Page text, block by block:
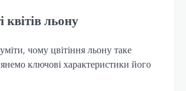
квітів льону
чому цвітіння льону таке
ключові характеристики його